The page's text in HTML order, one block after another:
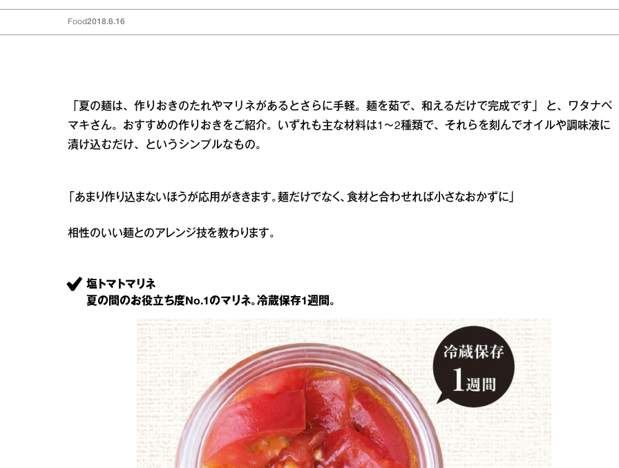
Food2018.6.16
「夏の麺は、作りおきのたれやマリネがあるとさらに手軽。麺を茹で、和えるだけで完成です」 と、ワタナベ
マキさん。おすすめの作りおきをご紹介。いずれも主な材料は1～2種類で、それらを刻んでオイルや調味液に
漬け込むだけ、というシンプルなもの。
「あまり作り込まないほうが応用がききます。麺だけでなく、食材と合わせれば小さなおかずに」
相性のいい麺とのアレンジ技を教わります。
塩トマトマリネ
夏の間のお役立ち度No.1のマリネ。冷蔵保存1週間。